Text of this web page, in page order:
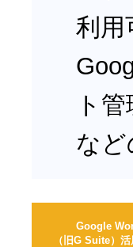
利用
ト
な
Google
（旧G Suite）